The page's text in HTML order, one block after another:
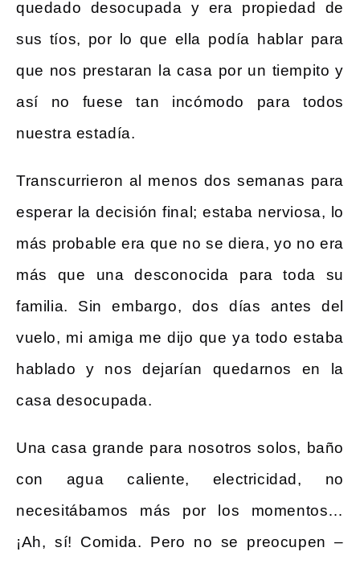
quedado desocupada y era propiedad de
sus tíos, por lo que ella podía hablar para
que nos prestaran la casa por un tiempito y
así no fuese tan incómodo para todos
nuestra estadía.
Transcurrieron al menos dos semanas para
esperar la decisión final; estaba nerviosa, lo
más probable era que no se diera, yo no era
más que una desconocida para toda su
familia. Sin embargo, dos días antes del
vuelo, mi amiga me dijo que ya todo estaba
hablado y nos dejarían quedarnos en la
casa desocupada.
Una casa grande para nosotros solos, baño
con agua caliente, electricidad, no
necesitábamos más por los momentos…
¡Ah, sí! Comida. Pero no se preocupen –